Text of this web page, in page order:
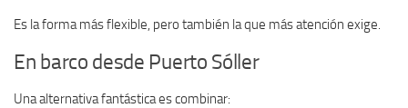
Es la forma más flexible, pero también la que más atención exige.
En barco desde Puerto Sóller
Una alternativa fantástica es combinar: